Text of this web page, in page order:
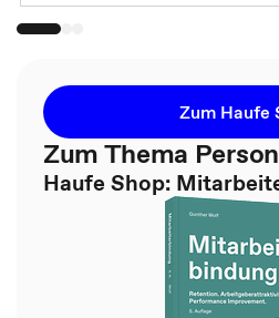
Zum Haufe
Zum Thema
Haufe Shop: